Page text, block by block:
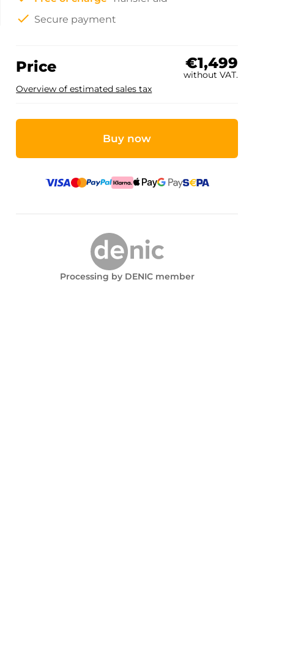
check Secure payment
Price €1,499
without VAT.
Overview of estimated sales tax
Buy now
Processing by DENIC member